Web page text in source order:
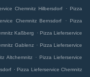
Chemnitz Hilbersdorf . Pizza
Chemnitz Bernsdorf . Pizza
Kaßberg . Pizza Lieferservice
Gablenz . Pizza Lieferservice
Altchemnitz . Pizza Lieferservice
. Pizza Lieferservice Chemnitz